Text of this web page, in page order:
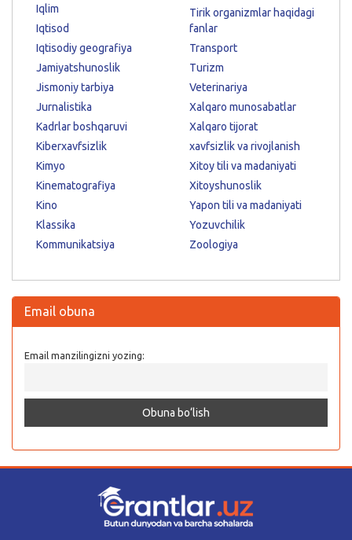
Iqlim
Iqtisod
Iqtisodiy geografiya
Jamiyatshunoslik
Jismoniy tarbiya
Jurnalistika
Kadrlar boshqaruvi
Kiberxavfsizlik
Kimyo
Kinematografiya
Kino
Klassika
Kommunikatsiya
Tirik organizmlar haqidagi
fanlar
Transport
Turizm
Veterinariya
Xalqaro munosabatlar
Xalqaro tijorat
xavfsizlik va rivojlanish
Xitoy tili va madaniyati
Xitoyshunoslik
Yapon tili va madaniyati
Yozuvchilik
Zoologiya
Email obuna
Email manzilingizni yozing: